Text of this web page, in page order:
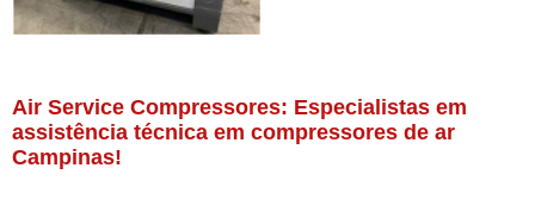
Air Service Compressores: Especialistas em
assistência técnica em compressores de ar
Campinas!